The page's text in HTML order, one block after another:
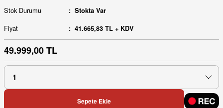
Stok Durumu Stokta Var
Fiyat 41.665,83 TL + KDV
49.999,00 TL
Sepete Ekle